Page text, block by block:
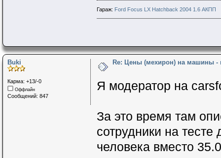
Гараж: Ford Focus LX Hatchback 2004 1.6 АКПП
Buki
Карма: +13/-0
Оффлайн
Сообщений: 847
Re: Цены (мехирон) на машины -
Я модератор на
За это время там
сотрудники на
человека вместо